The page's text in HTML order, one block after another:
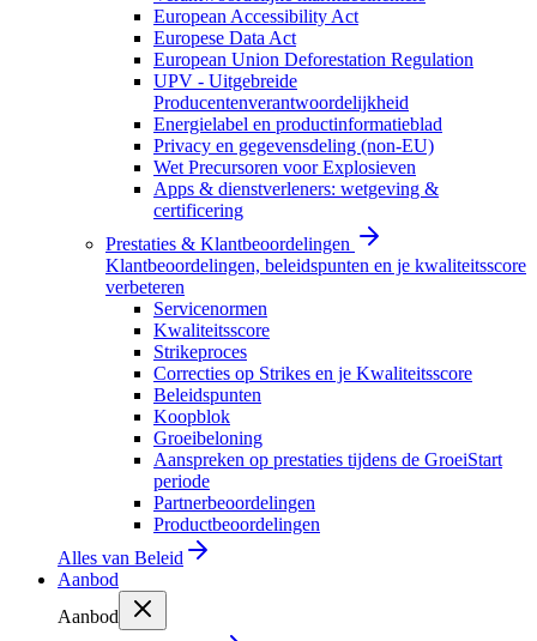
European Accessibility Act
Europese Data Act
European Union Deforestation Regulation
UPV - Uitgebreide
Producentenverantwoordelijkheid
Energielabel en productinformatieblad
Privacy en gegevensdeling (non-EU)
Wet Precursoren voor Explosieven
Apps & dienstverleners: wetgeving &
certificering
Prestaties & Klantbeoordelingen
Klantbeoordelingen, beleidspunten en je kwaliteitsscore
verbeteren
Servicenormen
Kwaliteitsscore
Strikeproces
Correcties op Strikes en je Kwaliteitsscore
Beleidspunten
Koopblok
Groeibeloning
Aanspreken op prestaties tijdens de GroeiStart
periode
Partnerbeoordelingen
Productbeoordelingen
Alles van Beleid
Aanbod
Aanbod